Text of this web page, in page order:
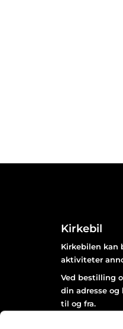
Kirkebil
Kirkebilen kan
aktiviteter
Ved bestilling
din adresse
til og fra.